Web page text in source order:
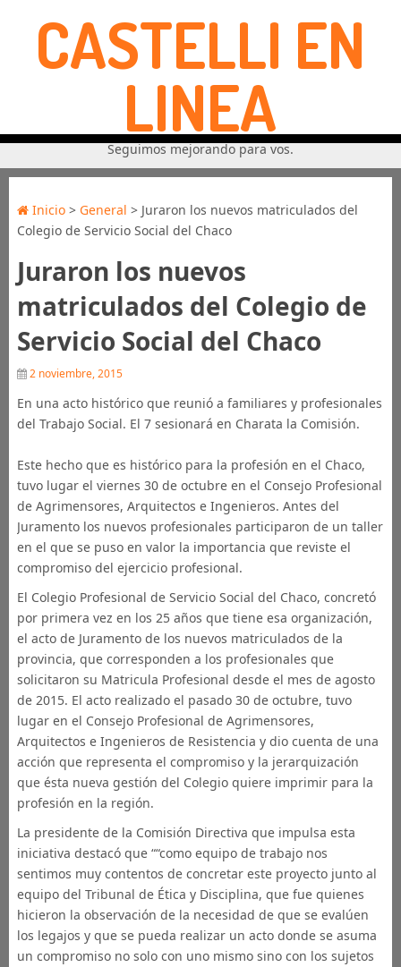
CASTELLI EN
LINEA
Seguimos mejorando para vos.
Inicio> General > Juraron los nuevos matriculados del
Colegio de Servicio Social del Chaco
Juraron los nuevos
matriculados del Colegio de
Servicio Social del Chaco
2 noviembre, 2015
En una acto histórico que reunió a familiares y profesionales
del Trabajo Social. El 7 sesionará en Charata la Comisión.
Este hecho que es histórico para la profesión en el Chaco,
tuvo lugar el viernes 30 de octubre en el Consejo Profesional
de Agrimensores, Arquitectos e Ingenieros. Antes del
Juramento los nuevos profesionales participaron de un taller
en el que se puso en valor la importancia que reviste el
compromiso del ejercicio profesional.
El Colegio Profesional de Servicio Social del Chaco, concretó
por primera vez en los 25 años que tiene esa organización,
el acto de Juramento de los nuevos matriculados de la
provincia, que corresponden a los profesionales que
solicitaron su Matricula Profesional desde el mes de agosto
de 2015. El acto realizado el pasado 30 de octubre, tuvo
lugar en el Consejo Profesional de Agrimensores,
Arquitectos e Ingenieros de Resistencia y dio cuenta de una
acción que representa el compromiso y la jerarquización
que ésta nueva gestión del Colegio quiere imprimir para la
profesión en la región.
La presidente de la Comisión Directiva que impulsa esta
iniciativa destacó que ““como equipo de trabajo nos
sentimos muy contentos de concretar este proyecto junto al
equipo del Tribunal de Ética y Disciplina, que fue quienes
hicieron la observación de la necesidad de que se evalúen
los legajos y que se pueda realizar un acto donde se asuma
un compromiso no solo con uno mismo sino con los sujetos